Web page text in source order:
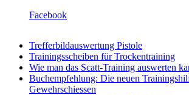
Facebook
Trefferbildauswertung Pistole
Trainingsscheiben für Trockentraining
Wie man das Scatt-Training auswerten
Buchempfehlung: Die neuen
Gewehrschiessen